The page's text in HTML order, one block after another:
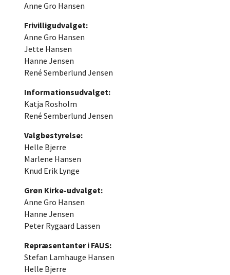
Anne Gro Hansen
Frivilligudvalget:
Anne Gro Hansen
Jette Hansen
Hanne Jensen
René Semberlund Jensen
Informationsudvalget:
Katja Rosholm
René Semberlund Jensen
Valgbestyrelse:
Helle Bjerre
Marlene Hansen
Knud Erik Lynge
Grøn Kirke-udvalget:
Anne Gro Hansen
Hanne Jensen
Peter Rygaard Lassen
Repræsentanter i FAUS:
Stefan Lamhauge Hansen
Helle Bjerre